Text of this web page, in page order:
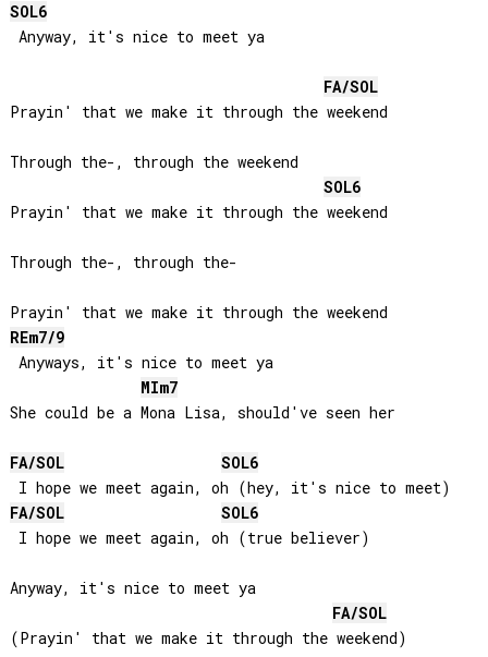
SOL6
Anyway, it's nice to meet ya
FA/SOL
Prayin' that we make it through the weekend
Through the-, through the weekend
SOL6
Prayin' that we make it through the weekend
Through the-, through the-
REm7/9
Anyways, it's nice to meet ya
MIm7
She could be a Mona Lisa, should've seen her
FA/SOL SOL6
FA/SOL SOL6
I hope we meet again, oh (true believer)
Anyway, it's nice to meet ya
FA/SOL
(Prayin' that we make it through the weekend)